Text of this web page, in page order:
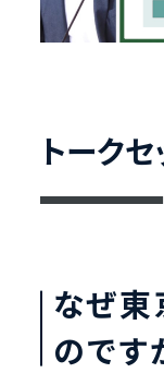
トーク
なぜ東
のです